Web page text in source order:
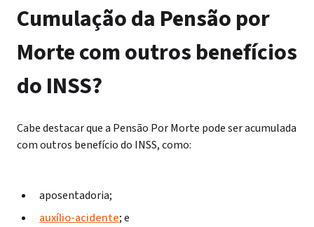
Cumulação da Pensão por
Morte com outros benefícios
do INSS?
Cabe destacar que a Pensão Por Morte pode ser acumulada
com outros benefício do INSS, como:
aposentadoria;
auxílio-acidente; e